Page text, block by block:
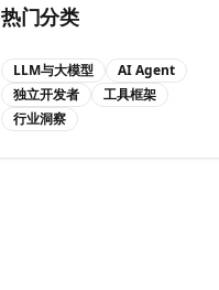
热门分类
LLM与大模型
AI Agent
独立开发者
工具框架
行业洞察